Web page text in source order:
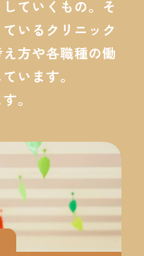
ていくもの。そ
いるクリニック
方や各職種の働
います。
。